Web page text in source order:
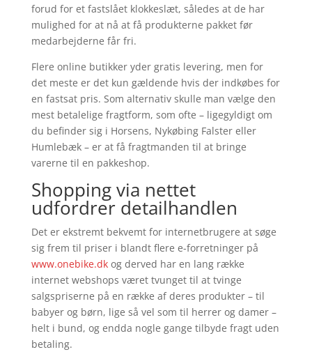
forud for et fastslået klokkeslæt, således at de har
mulighed for at nå at få produkterne pakket før
medarbejderne får fri.
Flere online butikker yder gratis levering, men for
det meste er det kun gældende hvis der indkøbes for
en fastsat pris. Som alternativ skulle man vælge den
mest betalelige fragtform, som ofte – ligegyldigt om
du befinder sig i Horsens, Nykøbing Falster eller
Humlebæk – er at få fragtmanden til at bringe
varerne til en pakkeshop.
Shopping via nettet
udfordrer detailhandlen
Det er ekstremt bekvemt for internetbrugere at søge
sig frem til priser i blandt flere e-forretninger på
www.onebike.dkog derved har en lang række
internet webshops været tvunget til at tvinge
salgspriserne på en række af deres produkter – til
babyer og børn, lige så vel som til herrer og damer –
helt i bund, og endda nogle gange tilbyde fragt uden
betaling.